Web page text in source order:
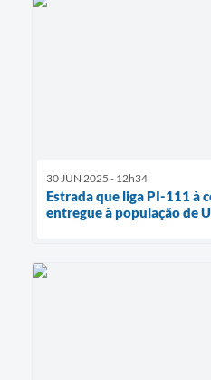
30 JUN 2025 - 12h34
Estrada que liga PI-111 à
entregue à população de